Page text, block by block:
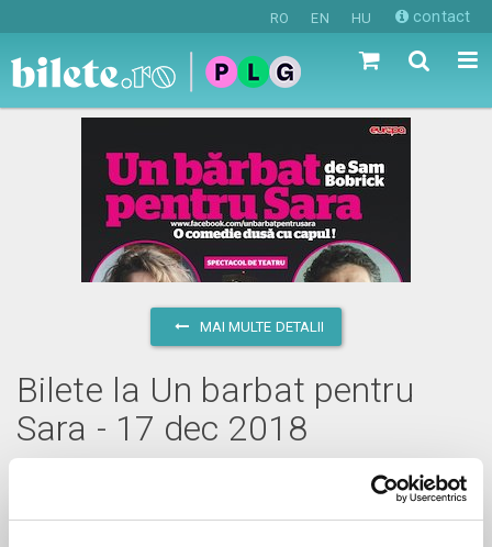
RO EN HU contact
MAI MULTE DETALII
Bilete la Un barbat pentru
Sara - 17 dec 2018